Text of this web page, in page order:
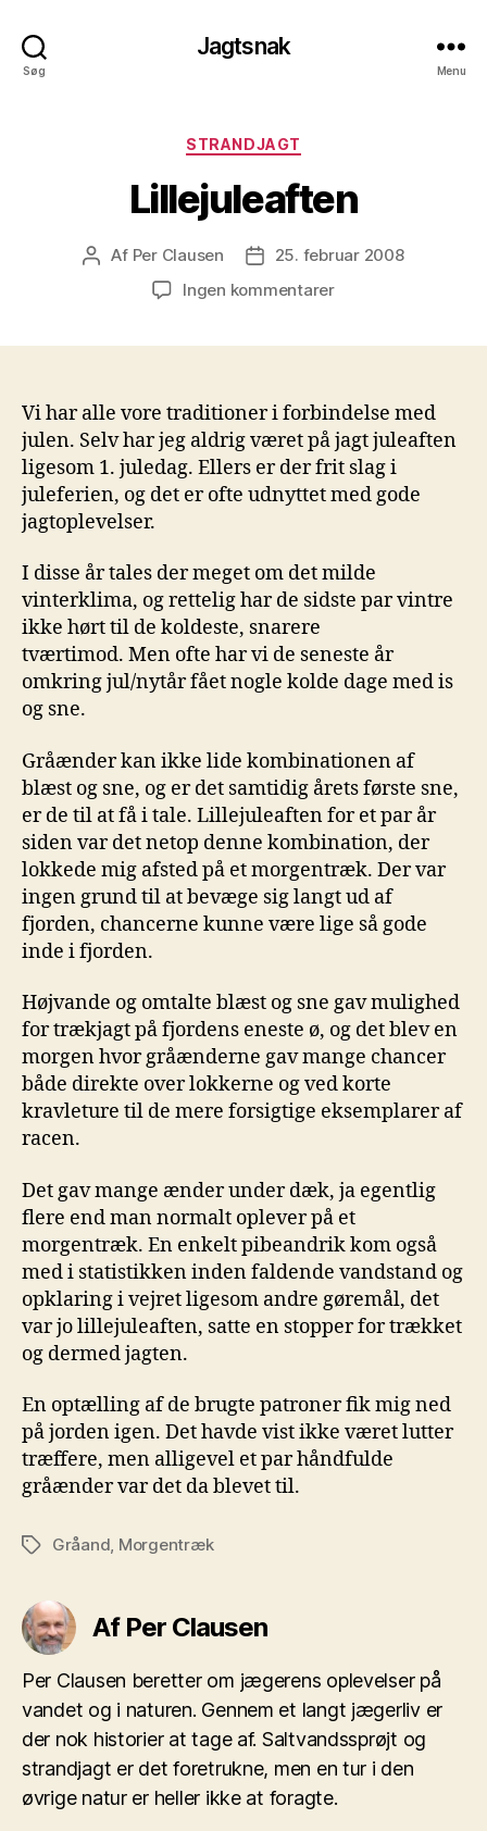
Søg
Jagtsnak
Menu
Kategorier
STRANDJAGT
Lillejuleaften
Indlægsforfatter
Af Per Clausen Indlægsdato
25. februar 2008
Ingen kommentarertil
Vi har alle vore traditioner i forbindelse med
julen. Selv har jeg aldrig været på jagt juleaften
ligesom 1. juledag. Ellers er der frit slag i
juleferien, og det er ofte udnyttet med gode
jagtoplevelser.
I disse år tales der meget om det milde
vinterklima, og rettelig har de sidste par vintre
ikke hørt til de koldeste, snarere
tværtimod. Men ofte har vi de seneste år
omkring jul/nytår fået nogle kolde dage med is
og sne.
Gråænder kan ikke lide kombinationen af
blæst og sne, og er det samtidig årets første sne,
er de til at få i tale. Lillejuleaften for et par år
siden var det netop denne kombination, der
lokkede mig afsted på et morgentræk. Der var
ingen grund til at bevæge sig langt ud af
fjorden, chancerne kunne være lige så gode
inde i fjorden.
Højvande og omtalte blæst og sne gav mulighed
for trækjagt på fjordens eneste ø, og det blev en
morgen hvor gråænderne gav mange chancer
både direkte over lokkerne og ved korte
kravleture til de mere forsigtige eksemplarer af
racen.
Det gav mange ænder under dæk, ja egentlig
flere end man normalt oplever på et
morgentræk. En enkelt pibeandrik kom også
med i statistikken inden faldende vandstand og
opklaring i vejret ligesom andre gøremål, det
var jo lillejuleaften, satte en stopper for trækket
og dermed jagten.
En optælling af de brugte patroner fik mig ned
på jorden igen. Det havde vist ikke været lutter
træffere, men alligevel et par håndfulde
gråænder var det da blevet til.
TagsGråand, Morgentræk
Af Per Clausen
Per Clausen beretter om jægerens oplevelser på
vandet og i naturen. Gennem et langt jægerliv er
der nok historier at tage af. Saltvandssprøjt og
strandjagt er det foretrukne, men en tur i den
øvrige natur er heller ikke at foragte.